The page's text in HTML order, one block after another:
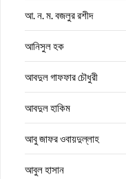
আ. ন. ম. বজলুর রশীদ
আনিসুল হক
আবদুল গাফফার চৌধুরী
আবদুল হাকিম
আবু জাফর ওবায়দুল্লাহ
আবুল হাসান